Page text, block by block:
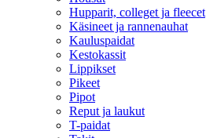
Hupparit, colleget ja fleecet
Käsineet ja rannenauhat
Kauluspaidat
Kestokassit
Lippikset
Pikeet
Pipot
Reput ja laukut
T-paidat